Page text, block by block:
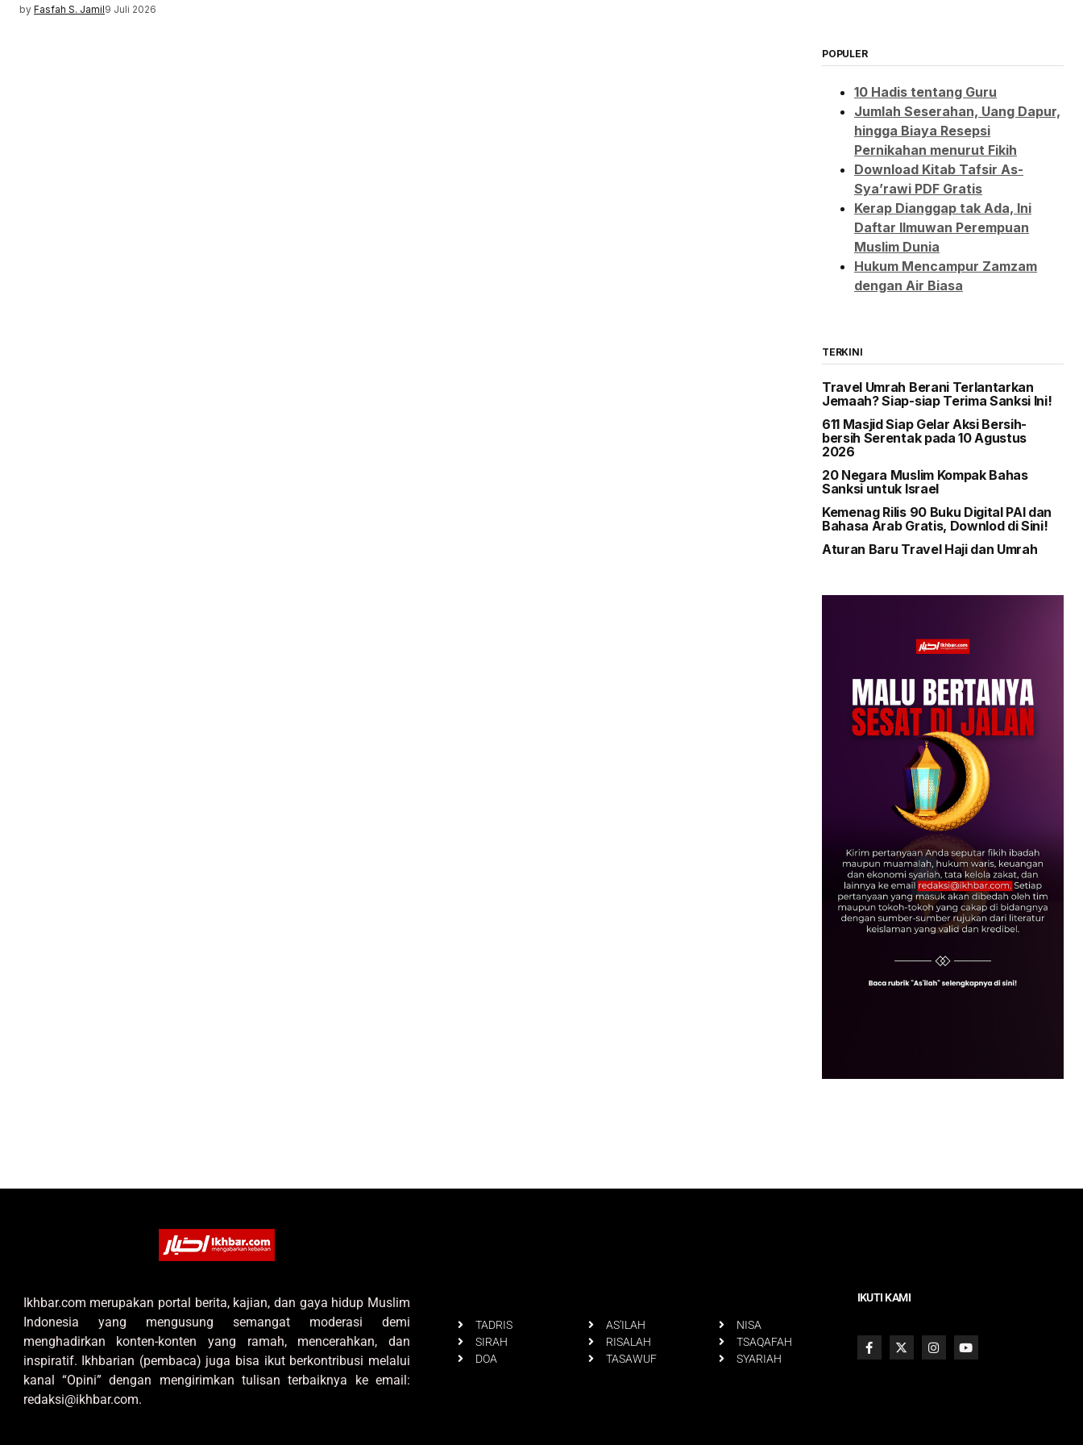
by Fasfah S. Jamil9 Juli 2026
POPULER
10 Hadis tentang Guru
Jumlah Seserahan, Uang Dapur,
hingga Biaya Resepsi
Pernikahan menurut Fikih
Download Kitab Tafsir As-
Sya’rawi PDF Gratis
Kerap Dianggap tak Ada, Ini
Daftar Ilmuwan Perempuan
Muslim Dunia
Hukum Mencampur Zamzam
dengan Air Biasa
TERKINI
Travel Umrah Berani Terlantarkan
Jemaah? Siap-siap Terima Sanksi Ini!
611 Masjid Siap Gelar Aksi Bersih-
bersih Serentak pada 10 Agustus
2026
20 Negara Muslim Kompak Bahas
Sanksi untuk Israel
Kemenag Rilis 90 Buku Digital PAI dan
Bahasa Arab Gratis, Downlod di Sini!
Aturan Baru Travel Haji dan Umrah
Ikhbar.com merupakan portal berita, kajian, dan gaya hidup Muslim
Indonesia yang mengusung semangat moderasi demi
menghadirkan konten-konten yang ramah, mencerahkan, dan
inspiratif. Ikhbarian (pembaca) juga bisa ikut berkontribusi melalui
kanal “Opini” dengan mengirimkan tulisan terbaiknya ke email:
redaksi@ikhbar.com.
TADRIS
SIRAH
DOA
AS'ILAH
RISALAH
TASAWUF
NISA
TSAQAFAH
SYARIAH
IKUTI KAMI